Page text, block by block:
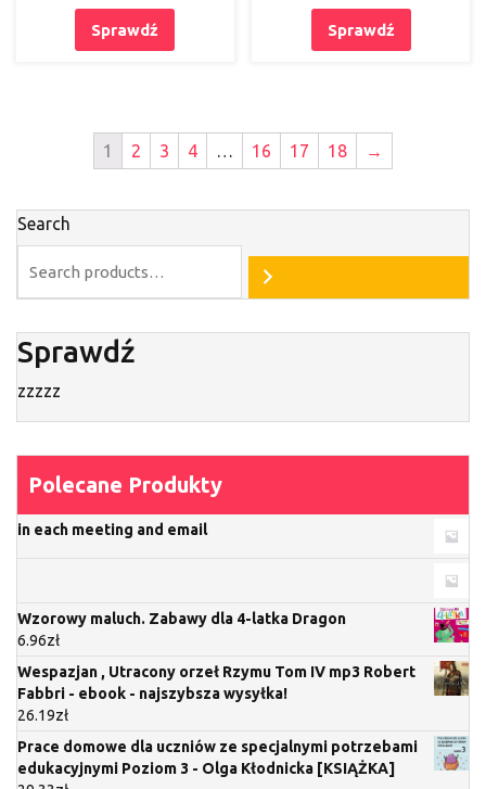
Sprawdź Sprawdź
1 2 3 4 … 16 17 18 →
Search
Sprawdź
zzzzz
Polecane Produkty
in each meeting and email
Wzorowy maluch. Zabawy dla 4-latka Dragon
6.96zł
Wespazjan , Utracony orzeł Rzymu Tom IV mp3 Robert
Fabbri - ebook - najszybsza wysyłka!
26.19zł
Prace domowe dla uczniów ze specjalnymi potrzebami
edukacyjnymi Poziom 3 - Olga Kłodnicka [KSIĄŻKA]